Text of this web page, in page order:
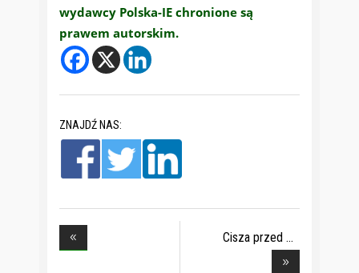
wydawcy Polska-IE chronione są
prawem autorskim.
ZNAJDŹ NAS:
Cisza przed